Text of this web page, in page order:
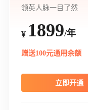
领英人脉一目了然
¥ 1899/年
赠送100元通用余额
立即开通